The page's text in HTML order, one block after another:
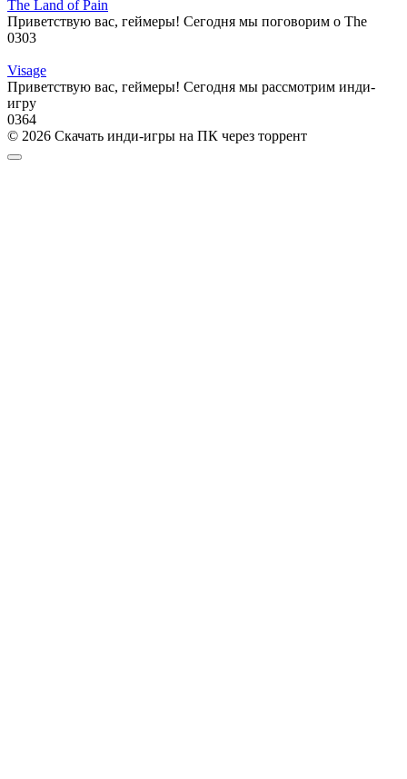
The Land of Pain
Приветствую вас, геймеры! Сегодня мы поговорим о The
0303
Visage
Приветствую вас, геймеры! Сегодня мы рассмотрим инди-
игру
0364
© 2026 Скачать инди-игры на ПК через торрент